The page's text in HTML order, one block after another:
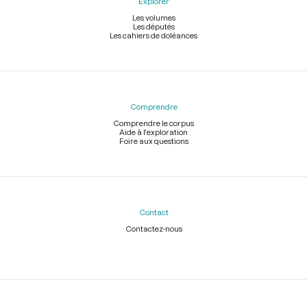
Les volumes
Les députés
Les cahiers de doléances
Comprendre
Comprendre le corpus
Aide à l'exploration
Foire aux questions
Contact
Contactez-nous
Légal